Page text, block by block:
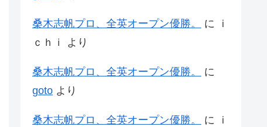
桑木志帆プロ、全英オープン優勝。 に
ｉ
ｃｈｉ
より
桑木志帆プロ、全英オープン優勝。
に
goto より
桑木志帆プロ、全英オープン優勝。 に
ｉ